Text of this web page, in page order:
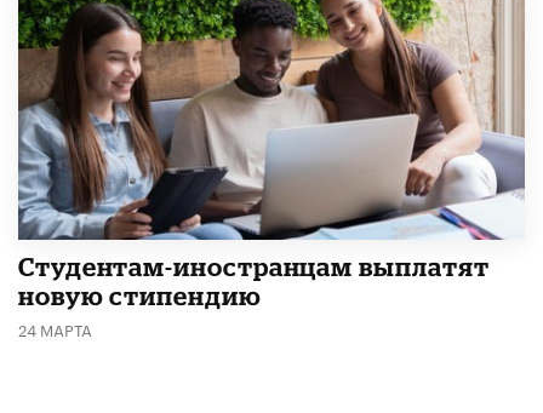
Студентам-иностранцам выплатят
новую стипендию
24 МАРТА